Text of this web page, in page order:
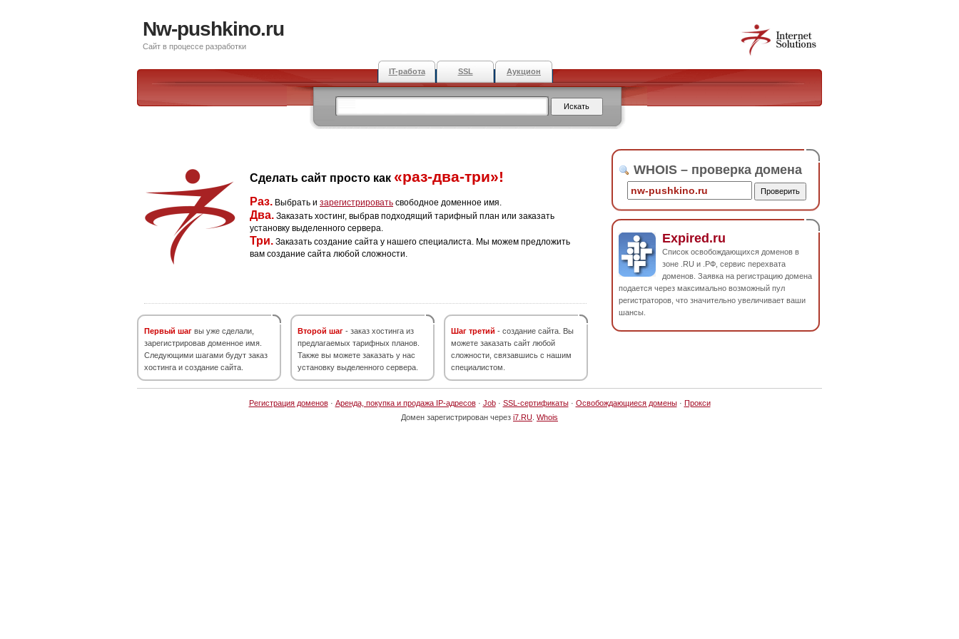
Nw-pushkino.ru
Сайт в процессе разработки
IT-работа SSL Аукцион
Сделать сайт просто как «раз-два-три»!
Раз. Выбрать и зарегистрировать свободное доменное имя.
Два. Заказать хостинг, выбрав подходящий тарифный план или заказать
установку выделенного сервера.
Три. Заказать создание сайта у нашего специалиста. Мы можем предложить
вам создание сайта любой сложности.
Первый шаг вы уже сделали,
зарегистрировав доменное имя.
Следующими шагами будут заказ
хостинга и создание сайта.
Второй шаг - заказ хостинга из
предлагаемых тарифных планов.
Также вы можете заказать у нас
установку выделенного сервера.
Шаг третий - создание сайта. Вы
можете заказать сайт любой
сложности, связавшись с нашим
специалистом.
WHOIS – проверка домена
Expired.ru
Список освобождающихся доменов в
зоне .RU и .РФ, сервис перехвата
доменов. Заявка на регистрацию домена
подается через максимально возможный пул
регистраторов, что значительно увеличивает ваши
шансы.
Регистрация доменов· Аренда, покупка и продажа IP-адресов· Job· SSL-сертификаты· Освобождающиеся домены· Прокси
Домен зарегистрирован через i7.RU Whois